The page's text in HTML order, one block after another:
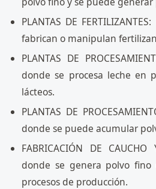
PLANTAS DE
fabrican o manipulan
PLANTAS DE
donde se procesa leche en
lácteos.
PLANTAS DE
donde se puede acumular
FABRICACIÓN DE
donde se genera polvo
procesos de producción.